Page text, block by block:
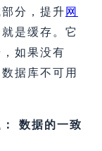
分，提升 网
是缓存。它
如果没有
据库不可用
数据的一致